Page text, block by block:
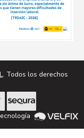
. Todos los derechos